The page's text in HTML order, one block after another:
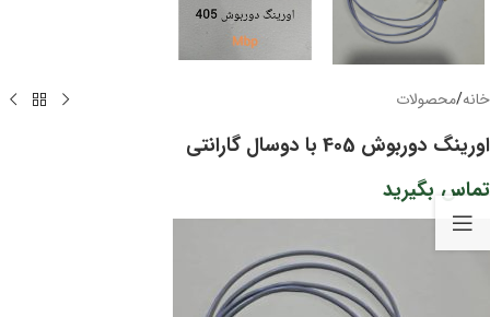
خانه/محصولات
اورینگ دوربوش 405 با دوسال گارانتی
تماس بگیرید